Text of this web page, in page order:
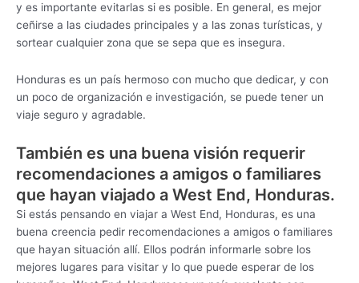
y es importante evitarlas si es posible. En general, es mejor
ceñirse a las ciudades principales y a las zonas turísticas, y
sortear cualquier zona que se sepa que es insegura.
Honduras es un país hermoso con mucho que dedicar, y con
un poco de organización e investigación, se puede tener un
viaje seguro y agradable.
También es una buena visión requerir
recomendaciones a amigos o familiares
que hayan viajado a West End, Honduras.
Si estás pensando en viajar a West End, Honduras, es una
buena creencia pedir recomendaciones a amigos o familiares
que hayan situación allí. Ellos podrán informarle sobre los
mejores lugares para visitar y lo que puede esperar de los